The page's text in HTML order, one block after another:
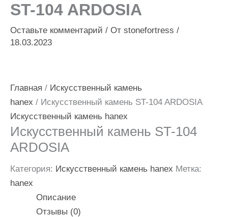
ST-104 ARDOSIA
Оставьте комментарий / От stonefortress /
18.03.2023
Главная / Искусственный камень
hanex / Искусственный камень ST-104 ARDOSIA
Искусственный камень hanex
Искусственный камень ST-104
ARDOSIA
Категория: Искусственный камень hanex Метка:
hanex
Описание
Отзывы (0)